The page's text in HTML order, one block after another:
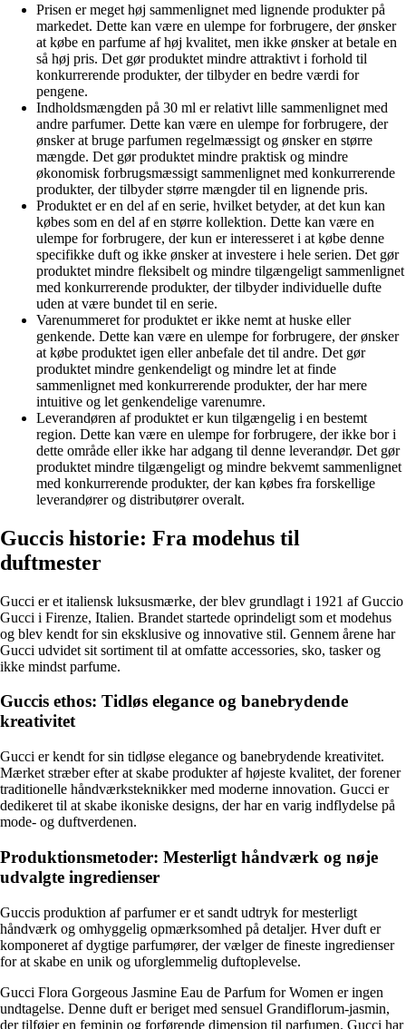
Prisen er meget høj sammenlignet med lignende produkter på
markedet. Dette kan være en ulempe for forbrugere, der ønsker
at købe en parfume af høj kvalitet, men ikke ønsker at betale en
så høj pris. Det gør produktet mindre attraktivt i forhold til
konkurrerende produkter, der tilbyder en bedre værdi for
pengene.
Indholdsmængden på 30 ml er relativt lille sammenlignet med
andre parfumer. Dette kan være en ulempe for forbrugere, der
ønsker at bruge parfumen regelmæssigt og ønsker en større
mængde. Det gør produktet mindre praktisk og mindre
økonomisk forbrugsmæssigt sammenlignet med konkurrerende
produkter, der tilbyder større mængder til en lignende pris.
Produktet er en del af en serie, hvilket betyder, at det kun kan
købes som en del af en større kollektion. Dette kan være en
ulempe for forbrugere, der kun er interesseret i at købe denne
specifikke duft og ikke ønsker at investere i hele serien. Det gør
produktet mindre fleksibelt og mindre tilgængeligt sammenlignet
med konkurrerende produkter, der tilbyder individuelle dufte
uden at være bundet til en serie.
Varenummeret for produktet er ikke nemt at huske eller
genkende. Dette kan være en ulempe for forbrugere, der ønsker
at købe produktet igen eller anbefale det til andre. Det gør
produktet mindre genkendeligt og mindre let at finde
sammenlignet med konkurrerende produkter, der har mere
intuitive og let genkendelige varenumre.
Leverandøren af produktet er kun tilgængelig i en bestemt
region. Dette kan være en ulempe for forbrugere, der ikke bor i
dette område eller ikke har adgang til denne leverandør. Det gør
produktet mindre tilgængeligt og mindre bekvemt sammenlignet
med konkurrerende produkter, der kan købes fra forskellige
leverandører og distributører overalt.
Guccis historie: Fra modehus til
duftmester
Gucci er et italiensk luksusmærke, der blev grundlagt i 1921 af Guccio
Gucci i Firenze, Italien. Brandet startede oprindeligt som et modehus
og blev kendt for sin eksklusive og innovative stil. Gennem årene har
Gucci udvidet sit sortiment til at omfatte accessories, sko, tasker og
ikke mindst parfume.
Guccis ethos: Tidløs elegance og banebrydende
kreativitet
Gucci er kendt for sin tidløse elegance og banebrydende kreativitet.
Mærket stræber efter at skabe produkter af højeste kvalitet, der forener
traditionelle håndværksteknikker med moderne innovation. Gucci er
dedikeret til at skabe ikoniske designs, der har en varig indflydelse på
mode- og duftverdenen.
Produktionsmetoder: Mesterligt håndværk og nøje
udvalgte ingredienser
Guccis produktion af parfumer er et sandt udtryk for mesterligt
håndværk og omhyggelig opmærksomhed på detaljer. Hver duft er
komponeret af dygtige parfumører, der vælger de fineste ingredienser
for at skabe en unik og uforglemmelig duftoplevelse.
Gucci Flora Gorgeous Jasmine Eau de Parfum for Women er ingen
undtagelse. Denne duft er beriget med sensuel Grandiflorum-jasmin,
der tilføjer en feminin og forførende dimension til parfumen. Gucci har